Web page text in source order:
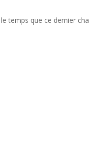
temps que ce dernier